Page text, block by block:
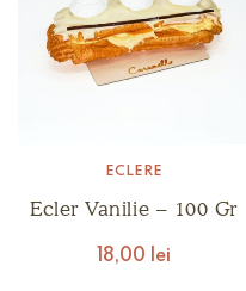
ECLERE
Ecler Vanilie – 100 Gr
18,00 lei